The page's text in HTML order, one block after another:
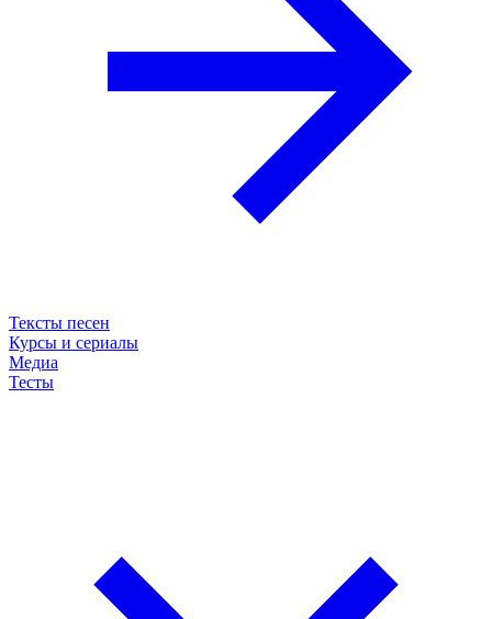
Тексты песен
Курсы и сериалы
Медиа
Тесты